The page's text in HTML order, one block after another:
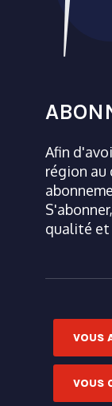
Afin
région au
qualité et
VOUS
VOUS